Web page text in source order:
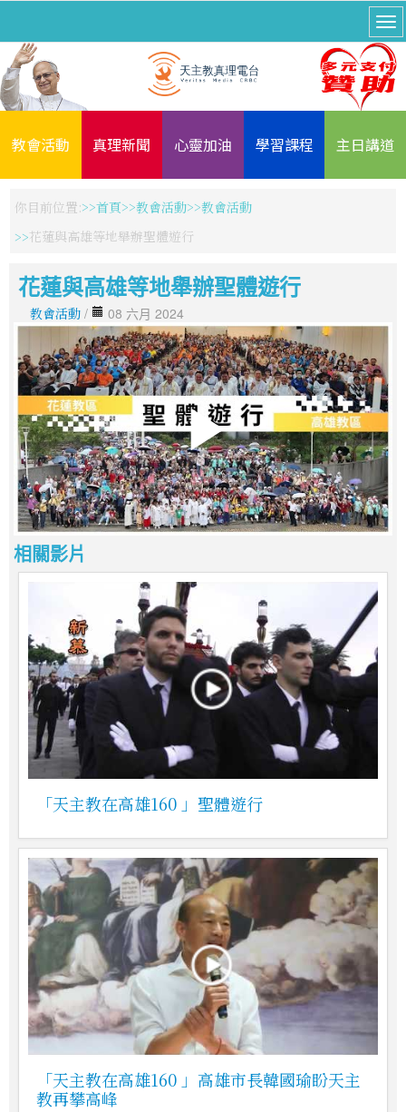
教會活動 真理新聞 心靈加油 學習課程 主日講道
你目前位置: 首頁 教會活動
教會活動
花蓮與高雄等地舉辦聖體遊行
花蓮與高雄等地舉辦聖體遊行
教會活動 / 08 六月 2024
相關影片
「天主教在高雄160 」聖體遊行
「天主教在高雄160 」高雄市長韓國瑜盼天主
教再攀高峰